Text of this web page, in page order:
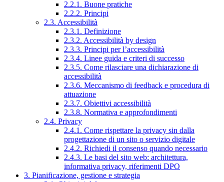
2.2.1. Buone pratiche
2.2.2. Principi
2.3. Accessibilità
2.3.1. Definizione
2.3.2. Accessibilità by design
2.3.3. Principi per l’accessibilità
2.3.4. Linee guida e criteri di successo
2.3.5. Come rilasciare una dichiarazione di
accessibilità
2.3.6. Meccanismo di feedback e procedura di
attuazione
2.3.7. Obiettivi accessibilità
2.3.8. Normativa e approfondimenti
2.4. Privacy
2.4.1. Come rispettare la privacy sin dalla
progettazione di un sito o servizio digitale
2.4.2. Richiedi il consenso quando necessario
2.4.3. Le basi del sito web: architettura,
informativa privacy, riferimenti DPO
3. Pianificazione, gestione e strategia